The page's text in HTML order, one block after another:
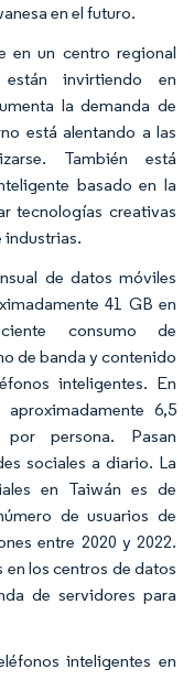
en el futuro.
en un centro regional
invirtiendo en
la demanda de
está alentando a las
También está
basado en la
tecnologías creativas
industrias.
de datos móviles
41 GB en
consumo de
de banda y contenido
inteligentes. En
6,5
persona. Pasan
sociales a diario. La
en Taiwán es de
de usuarios de
entre 2020 y 2022.
los centros de datos
de servidores para
inteligentes en